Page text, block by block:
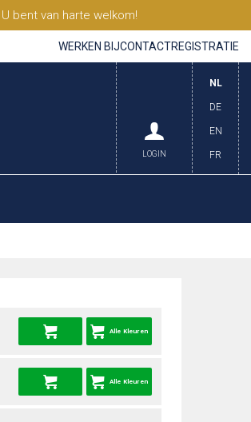
bent van harte welkom!
WERKEN BIJCONTACTREGISTRATIE
NL
DE
EN
FR
LOGIN
Alle Kleuren
Alle Kleuren